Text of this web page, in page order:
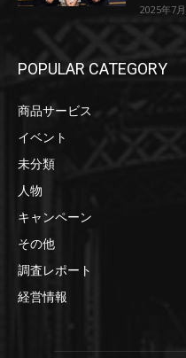
2025年7
POPULAR CATEGORY
商品サービス
イベント
未分類
人物
キャンペーン
その他
調査レポート
経営情報